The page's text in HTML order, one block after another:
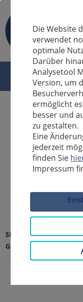
Sucheingabe
Startseite
Gesundheit
Die Website
verwendet
optimale
Darüber
Analysetool
Version, um
ermöglicht
besser und
zu gestalten.
Eine
jederzeit
finden Sie
Impressum